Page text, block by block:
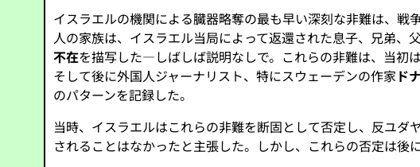
イスラエルの機関による臓器略奪の最も早い深刻な非難は、
人の家族は、イスラエル当局によって返還された息子、兄弟
不在を描写した—しばしば説明なしで。これらの非難は、当初
そして後に外国人ジャーナリスト、特にスウェーデンの作家 ド
のパターンを記録した。
当時、イスラエルはこれらの非難を断固として否定し、反ユ
されることはなかったと主張した。しかし、これらの否定は後